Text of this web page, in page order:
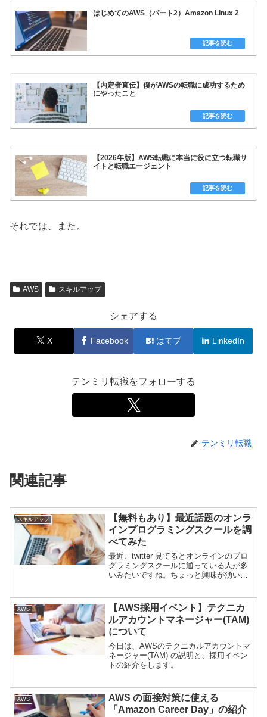
はじめてのAWS（パート2）Amazon Linux 2
【内定者直伝】僕がAWSの転職に成功するため
にやったこと
【2026年版】AWS転職に本当に役に立つ転職サ
イトと転職エージェント
それでは、また。
AWS スキルアップ
シェアする
X Facebook はてブ LinkedIn
テンミリ転職をフォローする
テンミリ転職
関連記事
スキルアップ
【無料もあり】最近話題のオンラ
インプログラミングスクールを調
べてみた
最近、twitter 見てるとオンラインのプロ
グラミングスクールに通っている人が多
いみたいですね。ちょっと興味が湧いた
ProgrammerCollege等どんなものがある
か調べてみました。
AWS
【AWS採用イベント】テクニカ
ルアカウントマネージャー(TAM)
について
今日は、AWSのテクニカルアカウントマ
ネージャー(TAM) の説明と、採用イベン
トの紹介をします。
AWS
AWS の面接対策に使える
「Amazon Career Day」の紹介